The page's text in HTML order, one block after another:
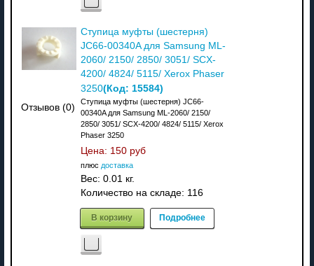
Отзывов (0)
Ступица муфты (шестерня)
JC66-00340A для Samsung ML-
2060/ 2150/ 2850/ 3051/ SCX-
4200/ 4824/ 5115/ Xerox Phaser
3250(Код: 15584)
Ступица муфты (шестерня) JC66-
00340A для Samsung ML-2060/ 2150/
2850/ 3051/ SCX-4200/ 4824/ 5115/ Xerox
Phaser 3250
Цена: 150 руб
плюс доставка
Вес: 0.01 кг.
Количество на складе: 116
В корзину Подробнее